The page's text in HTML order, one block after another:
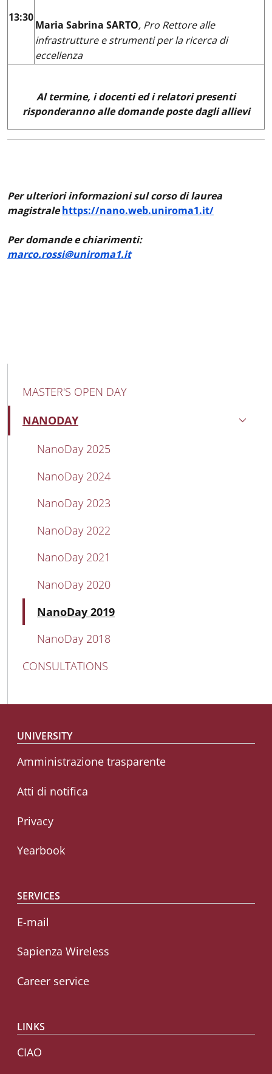
13:30
Maria Sabrina SARTO, Pro Rettore alle
infrastrutture e strumenti per la ricerca di
eccellenza
Al termine, i docenti ed i relatori presenti
risponderanno alle domande poste dagli allievi
Per ulteriori informazioni sul corso di laurea
magistralehttps://nano.web.uniroma1.it/
Per domande e chiarimenti:
marco.rossi@uniroma1.it
MAIN NAVIGATION
MASTER'S OPEN DAY
NANODAY
Active
NanoDay 2025
NanoDay 2024
NanoDay 2023
NanoDay 2022
NanoDay 2021
NanoDay 2020
NanoDay 2019
NanoDay 2018
CONSULTATIONS
Footer menu
UNIVERSITY
Amministrazione trasparente
Atti di notifica
Privacy
Yearbook
SERVICES
E-mail
Sapienza Wireless
Career service
LINKS
CIAO